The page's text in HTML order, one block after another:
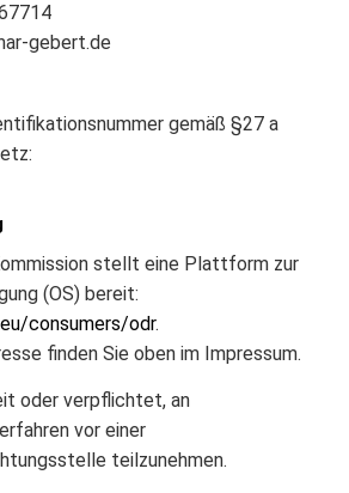
gebert.de
gemäß §27 a
stellt eine Plattform zur
(OS) bereit:
consumers/odr.
finden Sie oben im Impressum.
oder verpflichtet, an
vor einer
teilzunehmen.